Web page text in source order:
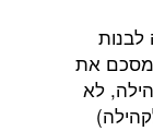
מסכם את
לא